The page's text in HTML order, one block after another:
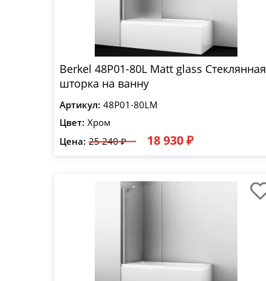
Berkel 48P01-80L Matt glass Стеклянная
шторка на ванну
Артикул: 48P01-80LM
Цвет: Хром
Цена: 25 240 ₽ 18 930 ₽